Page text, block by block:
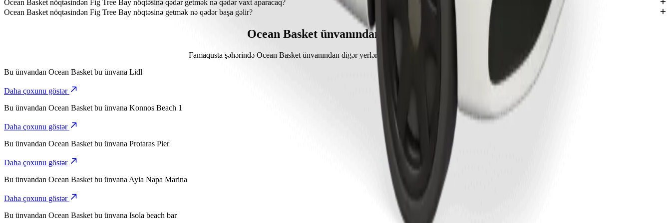
Fig Tree Bay Ocean Basket-dən təxminən 8,6 km məsafədədir.
Ocean Basket nöqtəsindən Fig Tree Bay nöqtəsinə qədər getmək nə qədər vaxt aparacaq?
Bolt ilə Ocean Basket nöqtəsindən Fig Tree Bay nöqtəsinə getmək təxminən 11 dəq çəkir.
Ocean Basket nöqtəsindən Fig Tree Bay nöqtəsinə getmək nə qədər başa gəlir?
Bolt ilə Ocean Basket nöqtəsindən Fig Tree Bay nöqtəsinə getmək üçün gediş haqqı təxminən 17,40 € EUR təşkil edir.
Ocean Basket ünvanından gedişlər
Famaqusta şəhərində Ocean Basket ünvanından digər yerlərə səyahət üçün populyar ideyalar.
Bu ünvandan Ocean Basket bu ünvana Lidl
Daha çoxunu göstər
Bu ünvandan Ocean Basket bu ünvana Konnos Beach 1
Daha çoxunu göstər
Bu ünvandan Ocean Basket bu ünvana Protaras Pier
Daha çoxunu göstər
Bu ünvandan Ocean Basket bu ünvana Ayia Napa Marina
Daha çoxunu göstər
Bu ünvandan Ocean Basket bu ünvana Isola beach bar